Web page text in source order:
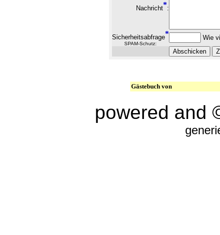
Nachricht*:
Sicherheitsabfrage*
SPAM-Schutz:
Wie
Gästebuch von
powered and